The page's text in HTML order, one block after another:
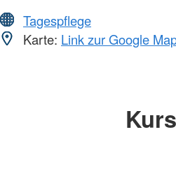
Tagespflege
Karte: Link zur Google